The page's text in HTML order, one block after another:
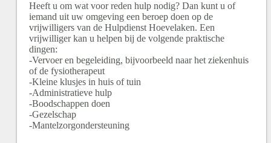
Heeft u om wat voor reden hulp nodig? Dan kunt u of
iemand uit uw omgeving een beroep doen op de
vrijwilligers van de Hulpdienst Hoevelaken. Een
vrijwilliger kan u helpen bij de volgende praktische
dingen:
-Vervoer en begeleiding, bijvoorbeeld naar het ziekenhuis
of de fysiotherapeut
-Kleine klusjes in huis of tuin
-Administratieve hulp
-Boodschappen doen
-Gezelschap
-Mantelzorgondersteuning